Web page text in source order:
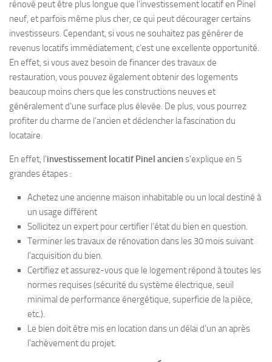
rénové peut être plus longue que l’investissement locatif en Pinel
neuf, et parfois même plus cher, ce qui peut décourager certains
investisseurs. Cependant, si vous ne souhaitez pas générer de
revenus locatifs immédiatement, c’est une excellente opportunité.
En effet, si vous avez besoin de financer des travaux de
restauration, vous pouvez également obtenir des logements
beaucoup moins chers que les constructions neuves et
généralement d’une surface plus élevée. De plus, vous pourrez
profiter du charme de l’ancien et déclencher la fascination du
locataire.
En effet, l’investissement locatif Pinel anciens’explique en 5
grandes étapes :
Achetez une ancienne maison inhabitable ou un local destiné à
un usage différent
Sollicitez un expert pour certifier l’état du bien en question.
Terminer les travaux de rénovation dans les 30 mois suivant
l’acquisition du bien.
Certifiez et assurez-vous que le logement répond à toutes les
normes requises (sécurité du système électrique, seuil
minimal de performance énergétique, superficie de la pièce,
etc.).
Le bien doit être mis en location dans un délai d’un an après
l’achèvement du projet.